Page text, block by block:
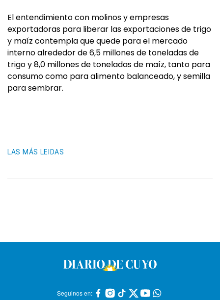
El entendimiento con molinos y empresas
exportadoras para liberar las exportaciones de trigo
y maíz contempla que quede para el mercado
interno alrededor de 6,5 millones de toneladas de
trigo y 8,0 millones de toneladas de maíz, tanto para
consumo como para alimento balanceado, y semilla
para sembrar.
LAS MÁS LEIDAS
Seguinos en: